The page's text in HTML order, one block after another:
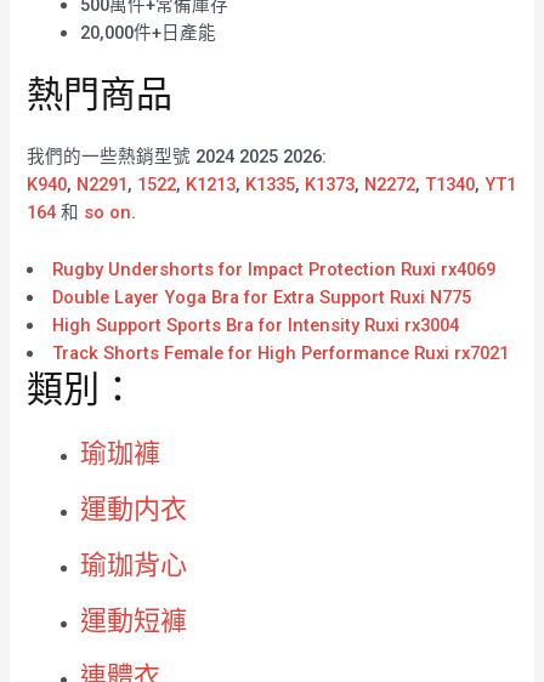
20,000件+日產能
熱門商品
我們的一些熱銷型號 2024 2025 2026:
K940, N2291 , 1522, K1213, K1335, K1373, N2272,T1340,YT1
164 和 so on.
Rugby Undershorts for Impact Protection Ruxi rx4069
Double Layer Yoga Bra for Extra Support Ruxi N775
High Support Sports Bra for Intensity Ruxi rx3004
Track Shorts Female for High Performance Ruxi rx7021
類別：
瑜珈褲
運動内衣
瑜珈背心
運動短褲